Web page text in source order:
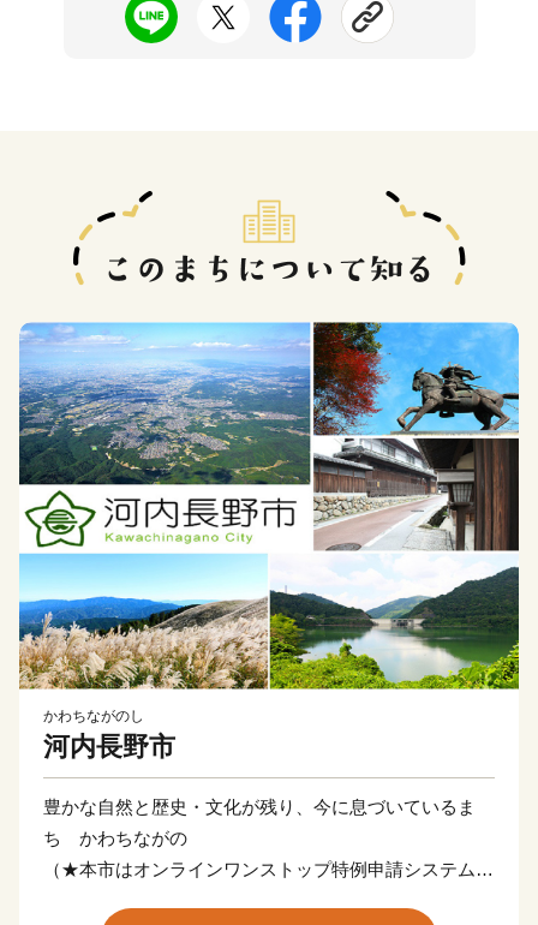
かわちながのし
河内長野市
豊かな自然と歴史・文化が残り、今に息づいているま
ち かわちながの
（★本市はオンラインワンストップ特例申請システム